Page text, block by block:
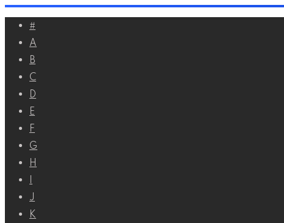
Перейти
контенту
#
A
B
C
D
E
F
G
H
J
K